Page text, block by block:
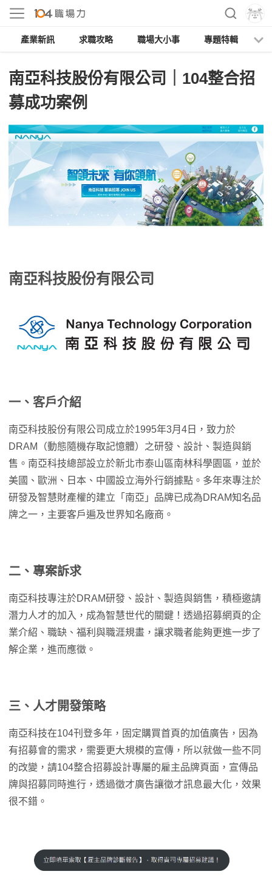
產業新訊 求職攻略 職場大小事 專題特輯
南亞科技股份有限公司｜104整合招
募成功案例
南亞科技股份有限公司
一、客戶介紹
南亞科技股份有限公司成立於1995年3月4日，致力於
DRAM（動態隨機存取記憶體）之研發、設計、製造與銷
售。南亞科技總部設立於新北市泰山區南林科學園區，並於
美國、歐洲、日本、中國設立海外行銷據點。多年來專注於
研發及智慧財產權的建立「南亞」品牌已成為DRAM知名品
牌之一，主要客戶遍及世界知名廠商。
二、專案訴求
南亞科技專注於DRAM研發、設計、製造與銷售，積極邀請
潛力人才的加入，成為智慧世代的關鍵！透過招募網頁的企
業介紹、職缺、福利與職涯規畫，讓求職者能夠更進一步了
解企業，進而應徵。
三、人才開發策略
南亞科技在104刊登多年，固定購買首頁的加值廣告，因為
有招募會的需求，需要更大規模的宣傳，所以就做一些不同
的改變，請104整合招募設計專屬的雇主品牌頁面，宣傳品
牌與招募同時進行，透過徵才廣告讓徵才訊息最大化，效果
很不錯。